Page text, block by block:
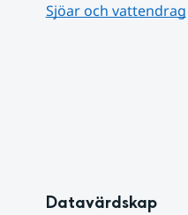
Sjöar och vattendrag
Datavärdskap